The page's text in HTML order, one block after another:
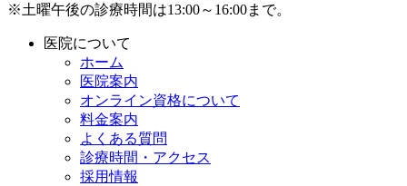
※土曜午後の診療時間は13:00～16:00まで。
医院について
ホーム
医院案内
オンライン資格について
料金案内
よくある質問
診療時間・アクセス
採用情報